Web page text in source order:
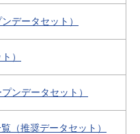
データセット）
）
ンデータセット）
（推奨データセット）